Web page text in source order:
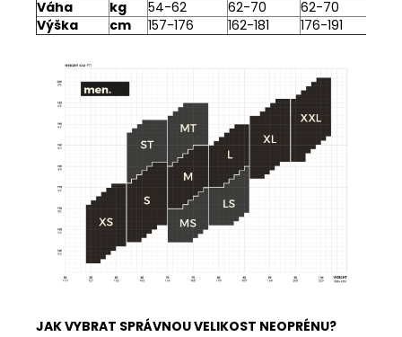
Váha
kg 54-62 62-70 62-70
Výška
cm 157-176 162-181 176-191
JAK VYBRAT SPRÁVNOU VELIKOST NEOPRÉNU?